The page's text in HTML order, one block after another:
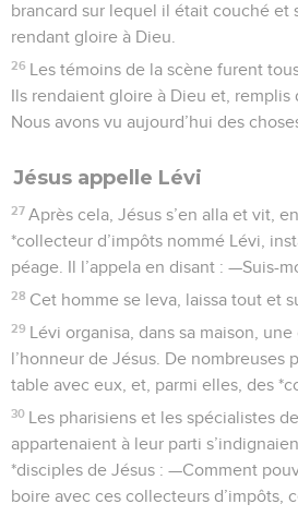
brancard sur lequel il était couché et
rendant gloire à Dieu.
26 Les témoins de la scène furent
Ils rendaient gloire à Dieu et,
Nous avons vu aujourd’hui des
Jésus appelle Lévi
27 Après cela, Jésus s’en alla et vit,
*collecteur d’impôts nommé Lévi,
péage. Il l’appela en disant : —Suis-
28 Cet homme se leva, laissa tout et
29 Lévi organisa, dans sa maison,
l’honneur de Jésus. De nombreuses
table avec eux, et, parmi elles, des
30 Les pharisiens et les spécialistes
appartenaient à leur parti
*disciples de Jésus : —Comment
boire avec ces collecteurs d’impôts,